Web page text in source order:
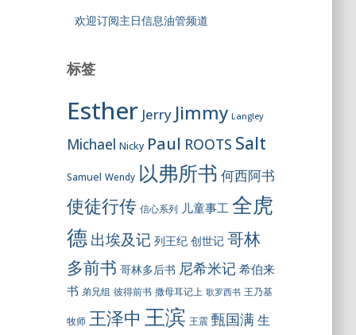
欢迎订阅主日信息油管频道
标签
Esther Jerry Jimmy Langley
Michael Nicky Paul ROOTS Salt
Samuel Wendy 以弗所书 何西阿书
使徒行传 信心系列 儿童事工 全虎
德 出埃及记 列王纪 创世记 哥林
多前书 哥林多后书 尼希米记 希伯来
书 弟兄组 彼得前书 撒母耳记上 歌罗西书 王乃基
牧师 王泽中 王滨 王震 甄国满 生